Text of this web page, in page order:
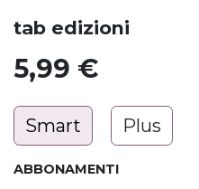
tab edizioni
5,99 €
Smart Plus
ABBONAMENTI